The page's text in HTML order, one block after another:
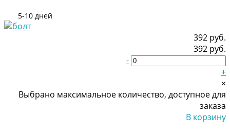
392 руб.
392 руб.
-
+
×
Выбрано максимальное количество, доступное для
заказа
В корзину
5-10 дней